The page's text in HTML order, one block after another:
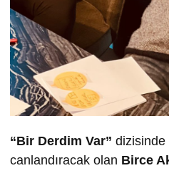
“Bir Derdim Var” dizisinde
canlandıracak olan Birce